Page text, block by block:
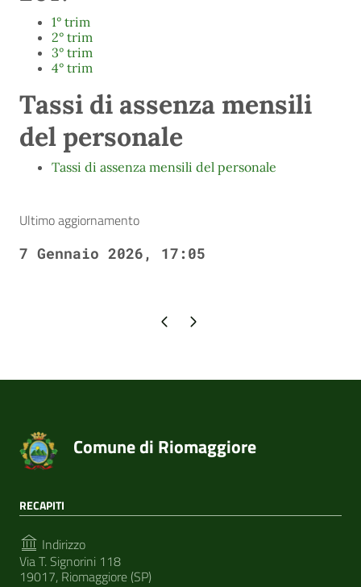
1° trim
2° trim
3° trim
4° trim
Tassi di assenza mensili
del personale
Tassi di assenza mensili del personale
Ultimo aggiornamento
7 Gennaio 2026, 17:05
Pagina precedente
Pagina successiva
Comune di Riomaggiore
RECAPITI
Indirizzo
Via T. Signorini 118
19017, Riomaggiore (SP)